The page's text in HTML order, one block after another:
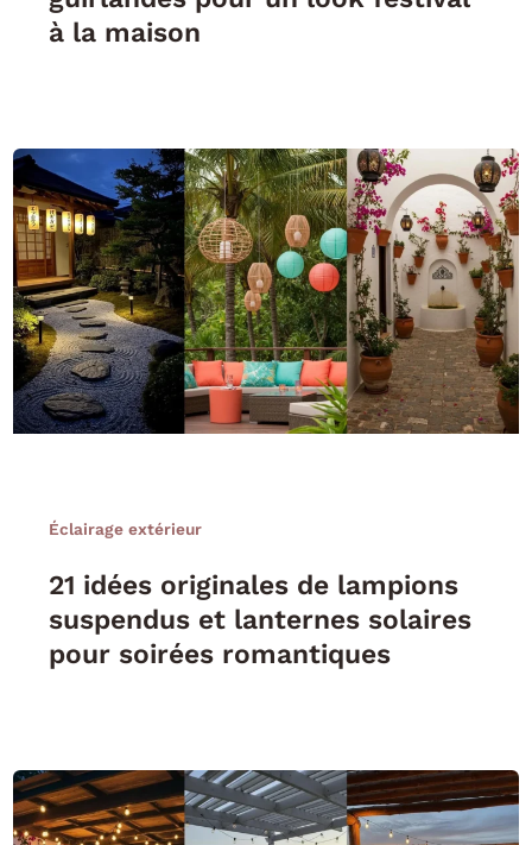
à la maison
Éclairage extérieur
21 idées originales de lampions
suspendus et lanternes solaires
pour soirées romantiques